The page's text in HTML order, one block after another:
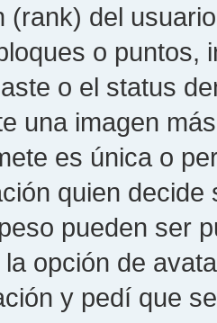
(rank) del
o puntos,
o el status
una imagen
es única o
quien
pueden ser
opción de
y pedí que